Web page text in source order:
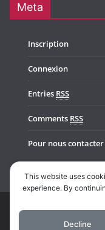
Meta
Inscription
Connexion
Entries RSS
Comments RSS
Pour nous contacter
Copyright © 2026
ColorMag Pro
This website uses
experience. By
Decline